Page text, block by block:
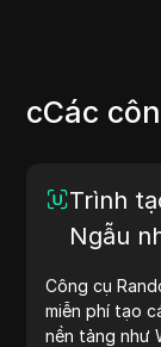
cCác
Trình
Ngẫu
Công cụ
miễn phí tạo
nền tảng như